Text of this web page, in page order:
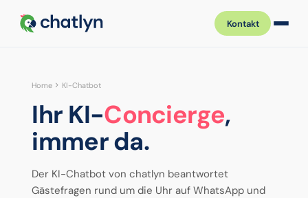
Kontakt
Home KI-Chatbot
Ihr KI-Concierge,
immerda.
Der KI-Chatbot von chatlyn beantwortet
Gästefragen rund um die Uhr auf WhatsApp und